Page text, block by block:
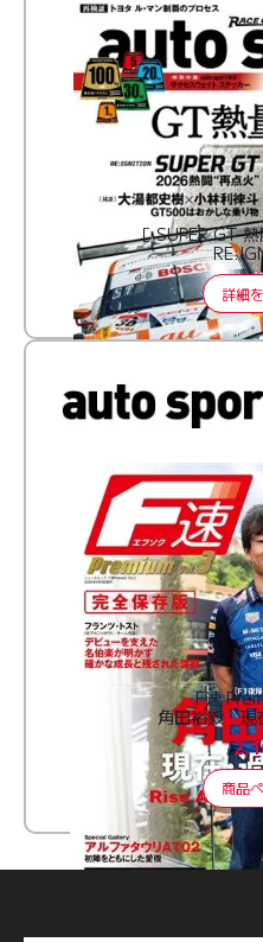
［ SUPER GT
詳細
F速
角田裕毅 現
商品